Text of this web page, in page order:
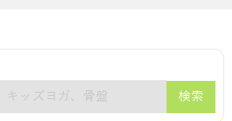
検索